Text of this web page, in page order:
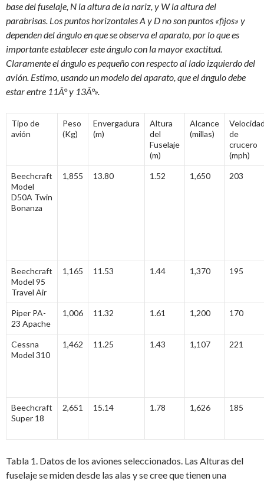
base del fuselaje, N la altura de la nariz, y W la altura del
parabrisas. Los puntos horizontales A y D no son puntos «fijos» y
dependen del ángulo en que se observa el aparato, por lo que es
importante establecer este ángulo con la mayor exactitud.
Claramente el ángulo es pequeño con respecto al lado izquierdo del
avión. Estimo, usando un modelo del aparato, que el ángulo debe
estar entre 11Â° y 13Â°».
Tipo de
avión
Peso
(Kg)
Envergadura
(m)
Altura
del
Fuselaje
(m)
Alcance
(millas)
de
crucero
(mph)
Beechcraft
Model
D50A Twin
Bonanza
1,855 13.80 1.52 1,650 203
Beechcraft
Model 95
Travel Air
1,165 11.53 1.44 1,370 195
Piper PA-
23 Apache
1,006 11.32 1.61 1,200 170
Cessna
Model 310
1,462 11.25 1.43 1,107 221
Beechcraft
Super 18
2,651 15.14 1.78 1,626 185
Tabla 1. Datos de los aviones seleccionados. Las Alturas del
fuselaje se miden desde las alas y se cree que tienen una